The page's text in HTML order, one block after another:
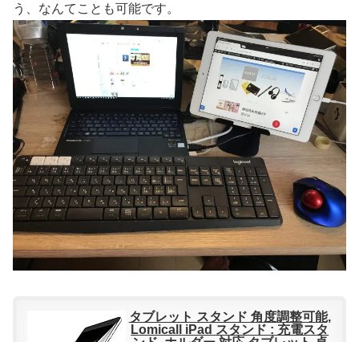
う、なんてことも可能です。
タブレット スタンド 角度調整可能,
Lomicall iPad スタンド : 充電スタ